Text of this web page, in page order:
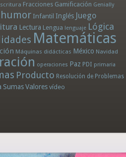
Fracciones Gamificación Genially
humor Infantil Inglés Juego
Lectura Lengua lenguaje Lógica
Matemáticas
Máquinas didácticas México Navidad
operaciones Paz PDI primaria
Producto Resolución de Problemas
SumasValores vídeo